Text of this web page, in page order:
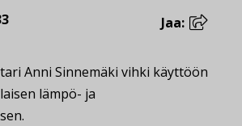
Jaa:
Anni Sinnemäki vihki käyttöön
lämpö- ja